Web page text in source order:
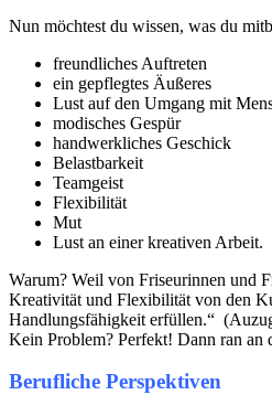
Nun möchtest du wissen, was du
freundliches Auftreten
ein gepflegtes Äußeres
Lust auf den Umgang mit
modisches Gespür
handwerkliches Geschick
Belastbarkeit
Teamgeist
Flexibilität
Mut
Lust an einer kreativen Arbeit.
Warum? Weil von Friseurinnen und
Kreativität und Flexibilität von den
Handlungsfähigkeit erfüllen.“
Kein Problem? Perfekt! Dann ran an
Berufliche Perspektiven